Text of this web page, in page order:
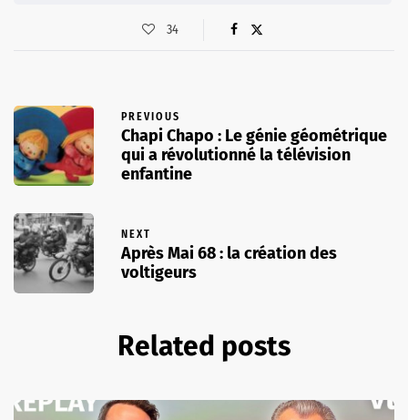
34
PREVIOUS
Chapi Chapo : Le génie géométrique
qui a révolutionné la télévision
enfantine
NEXT
Après Mai 68 : la création des
voltigeurs
Related posts